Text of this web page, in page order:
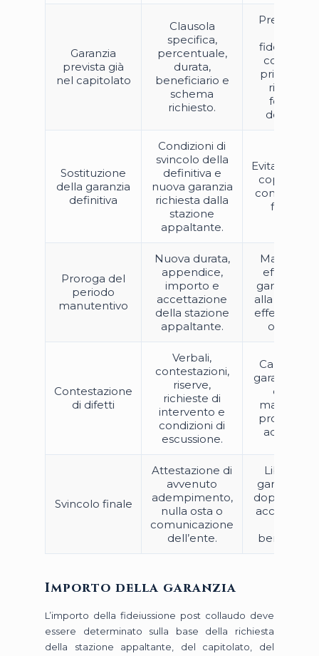
Garanzia
prevista già
nel capitolato
Clausola
specifica,
percentuale,
durata,
beneficiario e
schema
richiesto.
conforme
prima
richiesta
formale
dell’ente.
Sostituzione
della garanzia
definitiva
Condizioni di
svincolo della
definitiva e
nuova garanzia
richiesta dalla
stazione
appaltante.
Evitare
copertura
formali.
Proroga del
periodo
manutentivo
Nuova durata,
appendice,
importo e
accettazione
della stazione
appaltante.
efficace la
garanzia
alla
effettiva
obblighi.
Contestazione
di difetti
Verbali,
contestazioni,
riserve,
richieste di
intervento e
condizioni di
escussione.
Capire se
garanzia
essere
prorogata
adeguata.
Svincolo finale
Attestazione di
avvenuto
adempimento,
nulla osta o
comunicazione
dell’ente.
Liberare il
garante
dopo
Importo della garanzia
L’importo della fideiussione post collaudo deve
essere determinato sulla base della richiesta
della stazione appaltante, del capitolato, del